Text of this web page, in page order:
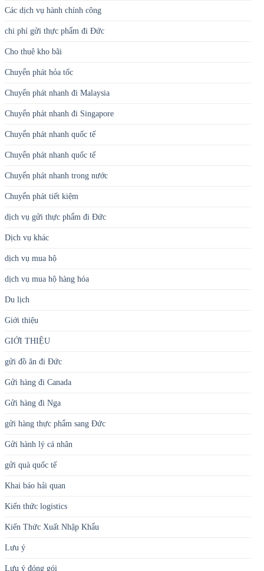
Các dịch vụ hành chính công
chi phí gửi thực phẩm đi Đức
Cho thuê kho bãi
Chuyển phát hỏa tốc
Chuyển phát nhanh đi Malaysia
Chuyển phát nhanh đi Singapore
Chuyển phát nhanh quốc tế
Chuyển phát nhanh quốc tế
Chuyển phát nhanh trong nước
Chuyển phát tiết kiệm
dịch vụ gửi thực phẩm đi Đức
Dịch vụ khác
dịch vụ mua hộ
dịch vụ mua hộ hàng hóa
Du lịch
Giới thiệu
GIỚI THIỆU
gửi đồ ăn đi Đức
Gửi hàng đi Canada
Gửi hàng đi Nga
gửi hàng thực phẩm sang Đức
Gửi hành lý cá nhân
gửi quà quốc tế
Khai báo hải quan
Kiến thức logistics
Kiến Thức Xuất Nhập Khẩu
Lưu ý
Lưu ý đóng gói